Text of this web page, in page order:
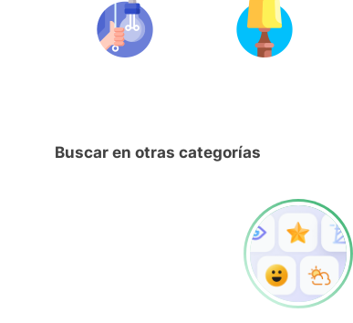
Buscar en otras categorías